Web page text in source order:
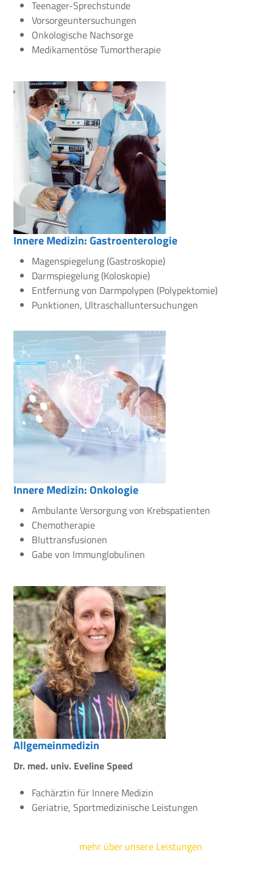
Teenager-Sprechstunde
Vorsorgeuntersuchungen
Onkologische Nachsorge
Medikamentöse Tumortherapie
Innere Medizin: Gastroenterologie
Magenspiegelung (Gastroskopie)
Darmspiegelung (Koloskopie)
Entfernung von Darmpolypen (Polypektomie)
Punktionen, Ultraschalluntersuchungen
Innere Medizin: Onkologie
Ambulante Versorgung von Krebspatienten
Chemotherapie
Bluttransfusionen
Gabe von Immunglobulinen
Allgemeinmedizin
Dr. med. univ. Eveline Speed
Fachärztin für Innere Medizin
Geriatrie, Sportmedizinische Leistungen
mehr über unsere Leistungen